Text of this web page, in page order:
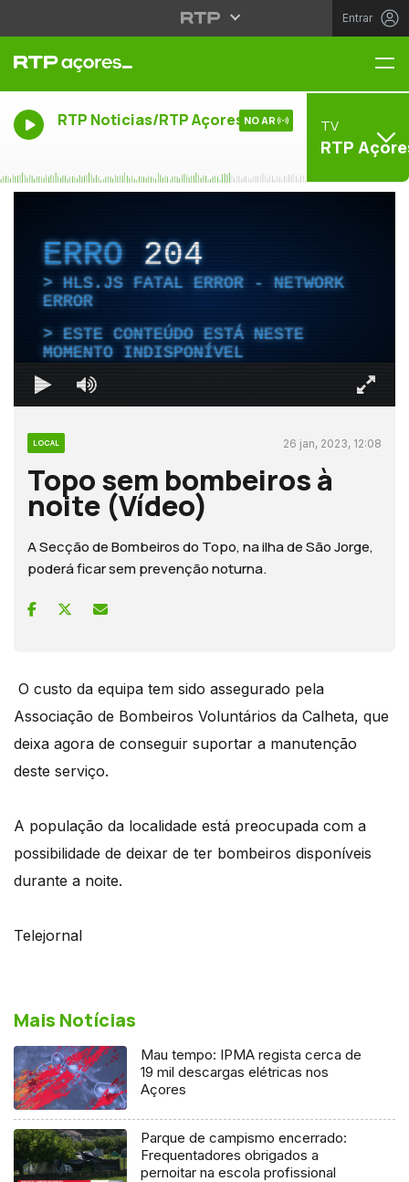
Entrar
RTP Noticias/RTP Açores NO AR TV
RTP
ERRO204
HLS.JS FATAL ERROR - NETWORK
ERROR
ESTE CONTEÚDO ESTÁ NESTE
MOMENTO INDISPONÍVEL
LOCAL 26 jan, 2023, 12:08
Topo sem bombeiros à
noite (Vídeo)
A Secção de Bombeiros do Topo, na ilha de São Jorge,
poderá ficar sem prevenção noturna.
O custo da equipa tem sido assegurado pela
Associação de Bombeiros Voluntários da Calheta, que
deixa agora de conseguir suportar a manutenção
deste serviço.
A população da localidade está preocupada com a
possibilidade de deixar de ter bombeiros disponíveis
durante a noite.
Telejornal
Mais Notícias
Mau tempo: IPMA regista cerca de
19 mil descargas elétricas nos
Açores
Parque de campismo encerrado:
Frequentadores obrigados a
pernoitar na escola profissional